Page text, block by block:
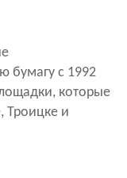
бумагу с 1992
которые
Троицке и